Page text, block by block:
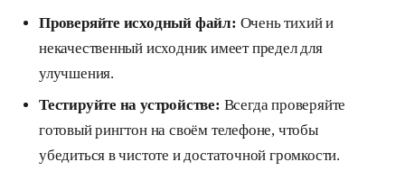
Проверяйте исходный файл: Очень тихий и
некачественный исходник имеет предел для
улучшения.
Тестируйте на устройстве: Всегда проверяйте
готовый рингтон на своём телефоне, чтобы
убедиться в чистоте и достаточной громкости.